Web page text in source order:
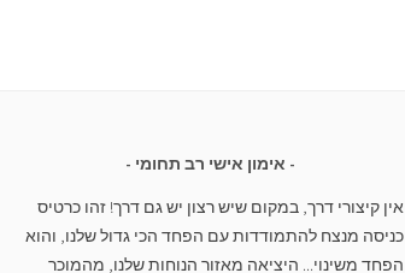
אימון אישי רב תחומי
אין קיצורי דרך, במקום שיש רצון יש גם דרך! זהו כרטיס
כניסה מנצח להתמודדות עם הפחד הכי גדול שלנו, והוא
הפחד משינוי... היציאה מאזור הנוחות שלנו, מהמוכר